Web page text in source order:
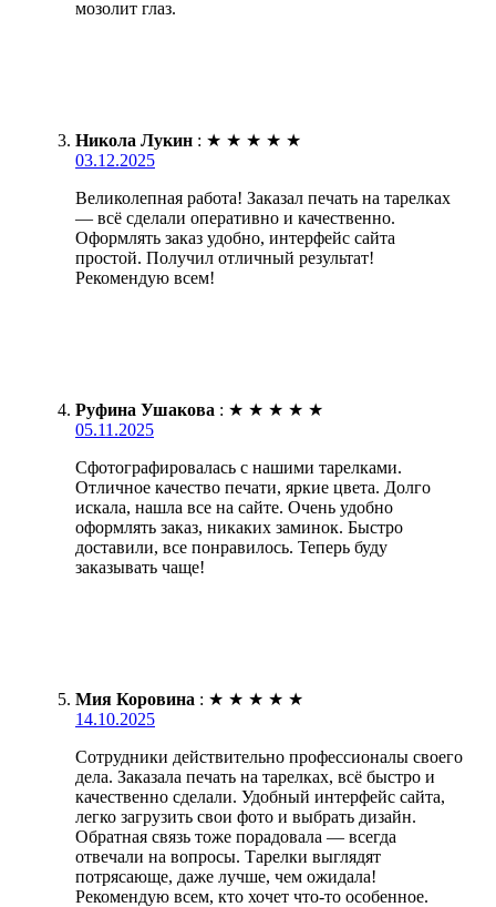
мозолит глаз.
Никола Лукин : ★ ★ ★ ★ ★
03.12.2025
Великолепная работа! Заказал печать на тарелках
— всё сделали оперативно и качественно.
Оформлять заказ удобно, интерфейс сайта
простой. Получил отличный результат!
Рекомендую всем!
Руфина Ушакова : ★ ★ ★ ★ ★
05.11.2025
Сфотографировалась с нашими тарелками.
Отличное качество печати, яркие цвета. Долго
искала, нашла все на сайте. Очень удобно
оформлять заказ, никаких заминок. Быстро
доставили, все понравилось. Теперь буду
заказывать чаще!
Мия Коровина : ★ ★ ★ ★ ★
14.10.2025
Сотрудники действительно профессионалы своего
дела. Заказала печать на тарелках, всё быстро и
качественно сделали. Удобный интерфейс сайта,
легко загрузить свои фото и выбрать дизайн.
Обратная связь тоже порадовала — всегда
отвечали на вопросы. Тарелки выглядят
потрясающе, даже лучше, чем ожидала!
Рекомендую всем, кто хочет что-то особенное.